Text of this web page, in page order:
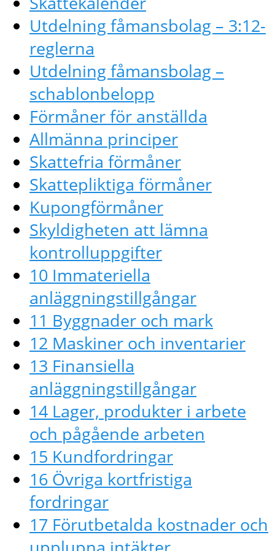
Utdelning fåmansbolag – 3:12-
reglerna
Utdelning fåmansbolag –
schablonbelopp
Förmåner för anställda
Allmänna principer
Skattefria förmåner
Skattepliktiga förmåner
Kupongförmåner
Skyldigheten att lämna
kontrolluppgifter
10 Immateriella
anläggningstillgångar
11 Byggnader och mark
12 Maskiner och inventarier
13 Finansiella
anläggningstillgångar
14 Lager, produkter i arbete
och pågående arbeten
15 Kundfordringar
16 Övriga kortfristiga
fordringar
17 Förutbetalda kostnader och